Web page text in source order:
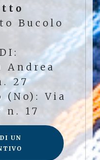
Bucolo
Andrea
27
(No): Via
17
UN